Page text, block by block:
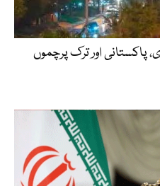
اور ترک پرچموں